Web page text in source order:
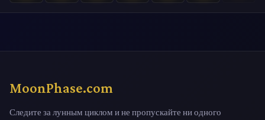
MoonPhase.com
Следите за лунным циклом и не пропускайте ни одного